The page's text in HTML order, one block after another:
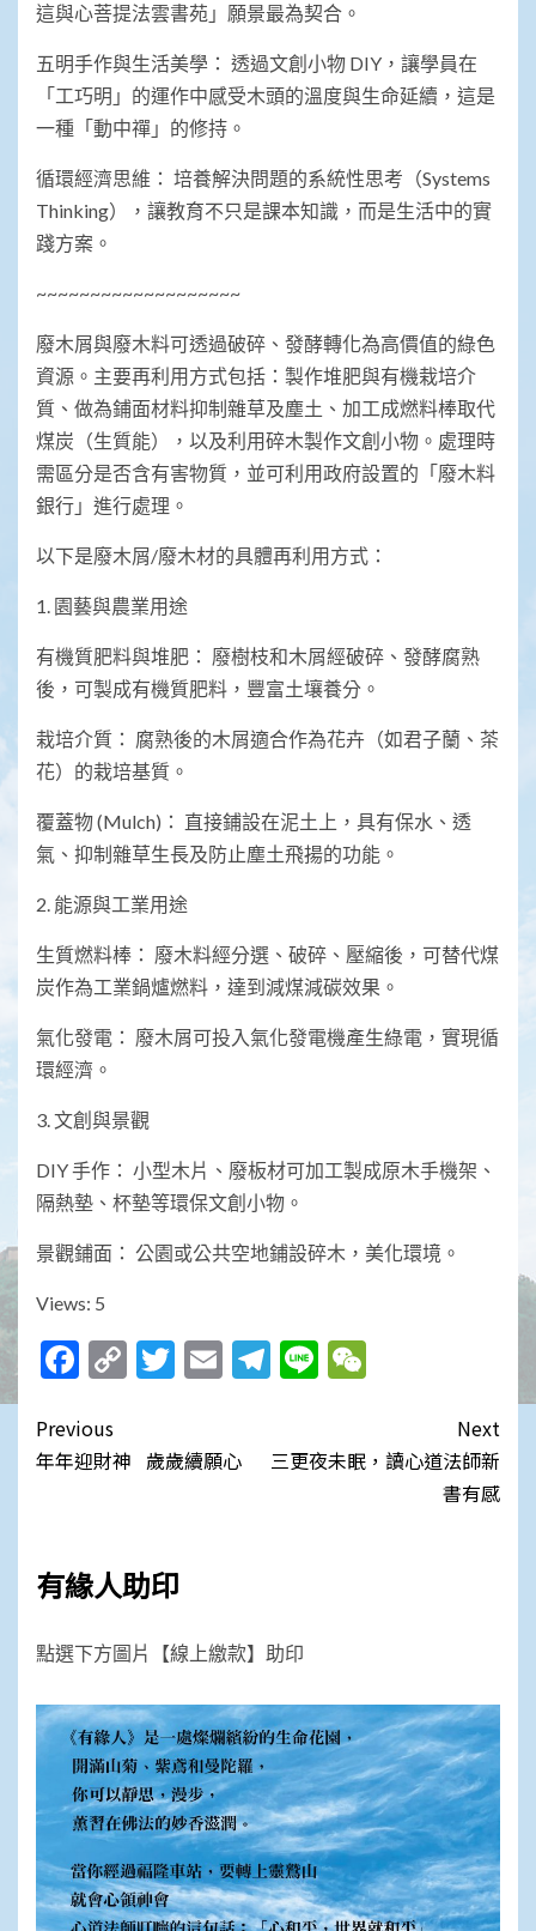
​這與心菩提法雲書苑」願景最為契合。
​五明手作與生活美學： 透過文創小物 DIY，讓學員在
「工巧明」的運作中感受木頭的溫度與生命延續，這是
一種「動中禪」的修持。
​循環經濟思維： 培養解決問題的系統性思考（Systems
Thinking），讓教育不只是課本知識，而是生活中的實
踐方案。
~~~~~~~~~~~~~~~~~~~
廢木屑與廢木料可透過破碎、發酵轉化為高價值的綠色
資源。主要再利用方式包括：製作堆肥與有機栽培介
質、做為鋪面材料抑制雜草及塵土、加工成燃料棒取代
煤炭（生質能），以及利用碎木製作文創小物。處理時
需區分是否含有害物質，並可利用政府設置的「廢木料
銀行」進行處理。
以下是廢木屑/廢木材的具體再利用方式：
1. 園藝與農業用途
有機質肥料與堆肥： 廢樹枝和木屑經破碎、發酵腐熟
後，可製成有機質肥料，豐富土壤養分。
栽培介質： 腐熟後的木屑適合作為花卉（如君子蘭、茶
花）的栽培基質。
覆蓋物 (Mulch)： 直接鋪設在泥土上，具有保水、透
氣、抑制雜草生長及防止塵土飛揚的功能。
2. 能源與工業用途
生質燃料棒： 廢木料經分選、破碎、壓縮後，可替代煤
炭作為工業鍋爐燃料，達到減煤減碳效果。
氣化發電： 廢木屑可投入氣化發電機產生綠電，實現循
環經濟。
3. 文創與景觀
DIY 手作： 小型木片、廢板材可加工製成原木手機架、
隔熱墊、杯墊等環保文創小物。
景觀鋪面： 公園或公共空地鋪設碎木，美化環境。
Views: 5
Facebook
CopyTwitter
EmailTelegram
Line
Post
navigation
Previous
年年迎財神 歲歲續願心
Next
三更夜未眠，讀心道法師新
書有感
有緣人助印
點選下方圖片【線上繳款】助印